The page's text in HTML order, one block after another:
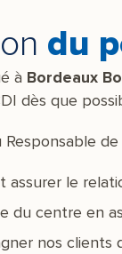
du
à Bordeaux
dès que
Responsable
assurer le
du centre en
nos clients